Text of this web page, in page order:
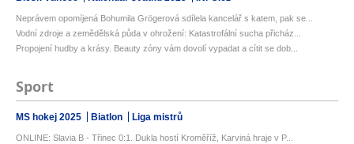
Neprávem opomíjená Bohumila Grögerová sdílela kancelář s katem, pak se...
Vodní zdroje a zemědělská půda v ohrožení: Katastrofální sucha přicház...
Propojení hudby a krásy. Beauty zóny vám dovolí vypadat a cítit se dob...
Sport
MS hokej 2025 Biatlon Liga mistrů
ONLINE: Slavia B - Třinec 0:1. Dukla hostí Kroměříž, Karviná hraje v P...